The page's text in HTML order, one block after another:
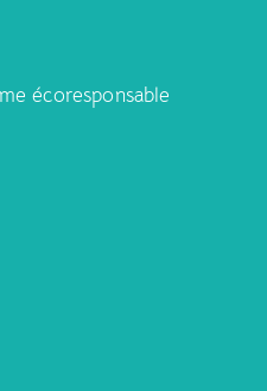
écoresponsable